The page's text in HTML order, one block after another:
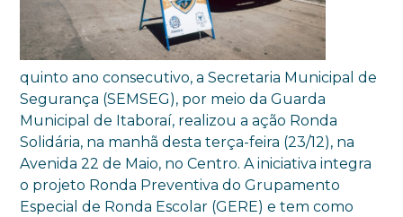
quinto ano consecutivo, a Secretaria Municipal de
Segurança (SEMSEG), por meio da Guarda
Municipal de Itaboraí, realizou a ação Ronda
Solidária, na manhã desta terça-feira (23/12), na
Avenida 22 de Maio, no Centro. A iniciativa integra
o projeto Ronda Preventiva do Grupamento
Especial de Ronda Escolar (GERE) e tem como